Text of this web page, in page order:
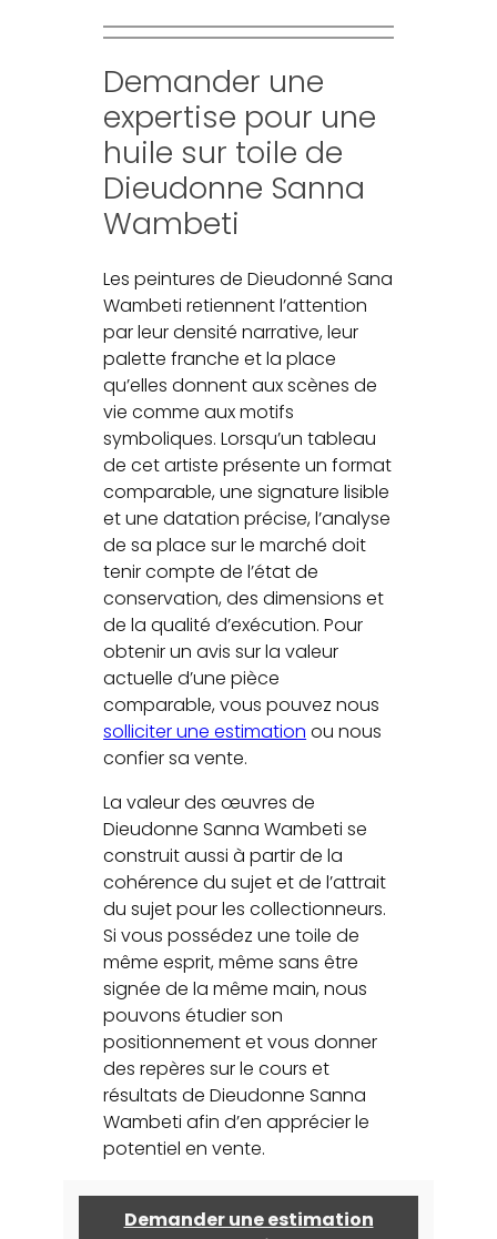
Demander une
expertise pour une
huile sur toile de
Dieudonne Sanna
Wambeti
Les peintures de Dieudonné Sana
Wambeti retiennent l’attention
par leur densité narrative, leur
palette franche et la place
qu’elles donnent aux scènes de
vie comme aux motifs
symboliques. Lorsqu’un tableau
de cet artiste présente un format
comparable, une signature lisible
et une datation précise, l’analyse
de sa place sur le marché doit
tenir compte de l’état de
conservation, des dimensions et
de la qualité d’exécution. Pour
obtenir un avis sur la valeur
actuelle d’une pièce
comparable, vous pouvez nous
solliciter une estimation ou nous
confier sa vente.
La valeur des œuvres de
Dieudonne Sanna Wambeti se
construit aussi à partir de la
cohérence du sujet et de l’attrait
du sujet pour les collectionneurs.
Si vous possédez une toile de
même esprit, même sans être
signée de la même main, nous
pouvons étudier son
positionnement et vous donner
des repères sur le cours et
résultats de Dieudonne Sanna
Wambeti afin d’en apprécier le
potentiel en vente.
Demander une estimation